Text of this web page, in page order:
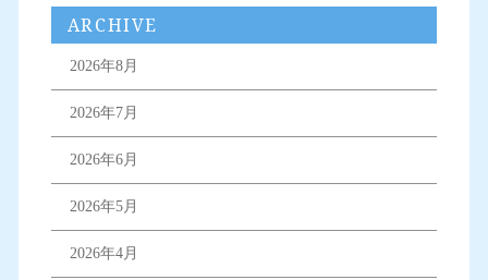
ARCHIVE
2026年8月
2026年7月
2026年6月
2026年5月
2026年4月